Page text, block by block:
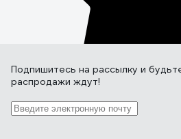
Подпишитесь на рассылку и
распродажи ждут!